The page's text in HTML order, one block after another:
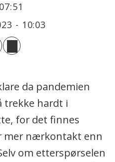
- 10:03
da pandemien
trekke hardt i
for det finnes
mer nærkontakt enn
om etterspørselen